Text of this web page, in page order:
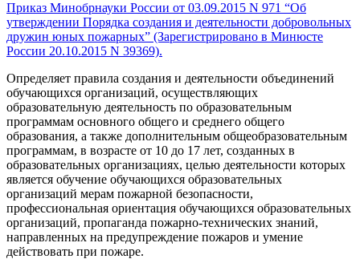
Приказ Минобрнауки России от 03.09.2015 N 971 “Об
утверждении Порядка создания и деятельности добровольных
дружин юных пожарных” (Зарегистрировано в Минюсте
России 20.10.2015 N 39369).
Определяет правила создания и деятельности объединений
обучающихся организаций, осуществляющих
образовательную деятельность по образовательным
программам основного общего и среднего общего
образования, а также дополнительным общеобразовательным
программам, в возрасте от 10 до 17 лет, созданных в
образовательных организациях, целью деятельности которых
является обучение обучающихся образовательных
организаций мерам пожарной безопасности,
профессиональная ориентация обучающихся образовательных
организаций, пропаганда пожарно-технических знаний,
направленных на предупреждение пожаров и умение
действовать при пожаре.